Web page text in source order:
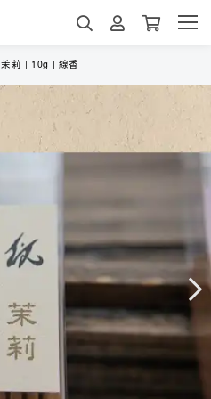
茉莉 | 10g | 線香